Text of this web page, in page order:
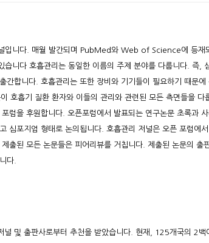
니다. 매월 발간되며 PubMed와 Web of Science에 등재
다 호흡관리는 동일한 이름의 주제 분야를 다룹니다. 즉,
합니다. 호흡관리는 또한 장비와 기기들이 필요하기 때문에
호흡기 질환 환자와 이들의 관리와 관련된 모든 측면들을 다
럼을 후원합니다. 오픈포럼에서 발표되는 연구논문 초록과 사
심포지엄 형태로 논의됩니다. 호흡관리 저널은 오픈 포럼에
출된 모든 논문들은 피어리뷰를 거칩니다. 제출된 논문의 출
다.
및 출판사로부터 추천을 받았습니다. 현재, 125개국의 2백